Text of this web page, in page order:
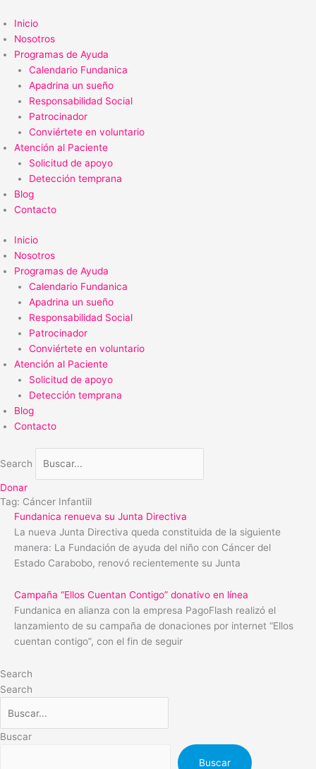
al
contenido
Inicio
Nosotros
Programas de Ayuda
Calendario Fundanica
Apadrina un sueño
Responsabilidad Social
Patrocinador
Conviértete en voluntario
Atención al Paciente
Solicitud de apoyo
Detección temprana
Blog
Contacto
Inicio
Nosotros
Programas de Ayuda
Calendario Fundanica
Apadrina un sueño
Responsabilidad Social
Patrocinador
Conviértete en voluntario
Atención al Paciente
Solicitud de apoyo
Detección temprana
Blog
Contacto
Search
Donar
Tag: Cáncer Infantiil
Fundanica renueva su Junta Directiva
La nueva Junta Directiva queda constituida de la siguiente
manera: La Fundación de ayuda del niño con Cáncer del
Estado Carabobo, renovó recientemente su Junta
Campaña “Ellos Cuentan Contigo” donativo en línea
Fundanica en alianza con la empresa PagoFlash realizó el
lanzamiento de su campaña de donaciones por internet “Ellos
cuentan contigo”, con el fin de seguir
Search
Search
Buscar
Buscar